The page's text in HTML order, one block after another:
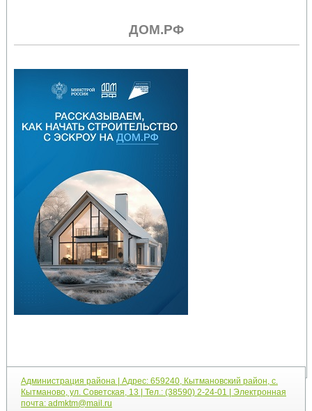
ДОМ.РФ
Администрация района | Адрес: 659240, Кытмановский район, с.
Кытманово, ул. Советская, 13 | Тел.: (38590) 2-24-01 | Электронная
почта: admktm@mail.ru